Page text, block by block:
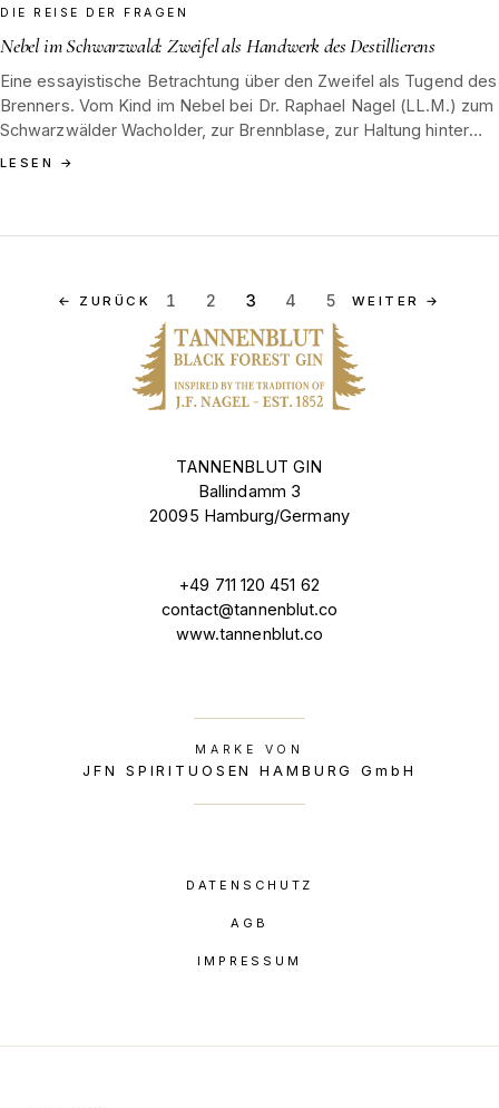
DIE REISE DER FRAGEN
Nebel im Schwarzwald: Zweifel als Handwerk des Destillierens
Eine essayistische Betrachtung über den Zweifel als Tugend des
Brenners. Vom Kind im Nebel bei Dr. Raphael Nagel (LL.M.) zum
Schwarzwälder Wacholder, zur Brennblase, zur Haltung hinter
Tannenblut.
LESEN →
← ZURÜCK 1 2 3 4 5 WEITER →
TANNENBLUT GIN
Ballindamm 3
20095 Hamburg/Germany
+49 711 120 451 62
contact@tannenblut.co
www.tannenblut.co
MARKE VON
JFN SPIRITUOSEN HAMBURG GmbH
DATENSCHUTZ
AGB
IMPRESSUM